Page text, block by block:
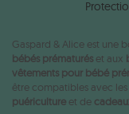
Gaspard & Alice est une
bébés prématurés et aux
vêtements pour bébé
être compatibles avec
puériculture et de